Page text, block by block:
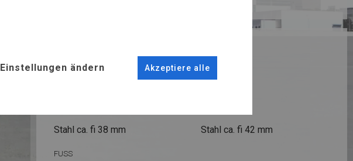
SUMMER PLUS
Stahl ca. fi 38 mm Stahl ca. fi 42 mm
FUSS
Einstellungen ändern Akzeptiere alle